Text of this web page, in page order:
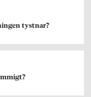
tystnar?